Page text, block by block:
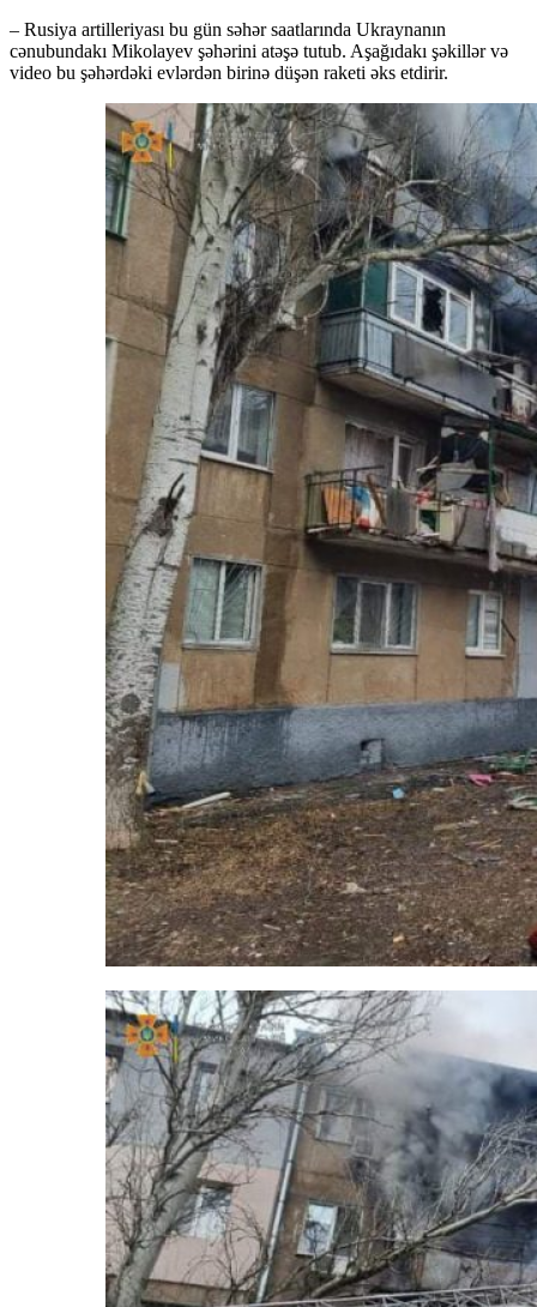
– Rusiya artilleriyası bu gün səhər saatlarında Ukraynanın
cənubundakı Mikolayev şəhərini atəşə tutub. Aşağıdakı şəkillər və
video bu şəhərdəki evlərdən birinə düşən raketi əks etdirir.